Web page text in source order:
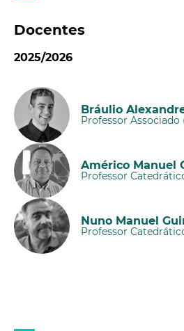
Docentes
2025/2026
Bráulio
Professor
Américo Manuel
Professor
Nuno Manuel
Professor